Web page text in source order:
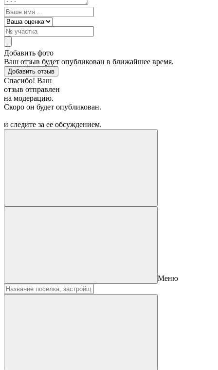
Добавить фото
Ваш отзыв будет опубликован в ближайшее время.
Добавить отзыв
Спасибо! Ваш
отзыв отправлен
на модерацию.
Скоро он будет опубликован.
и следите за ее обсуждением.
Меню